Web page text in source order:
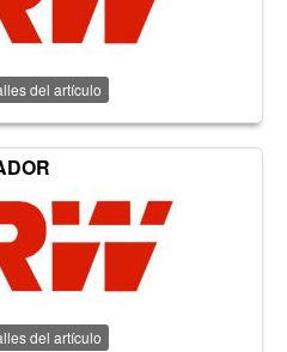
del artículo
del artículo